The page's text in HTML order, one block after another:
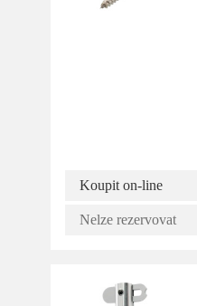
Koupit on-line
Nelze rezervovat